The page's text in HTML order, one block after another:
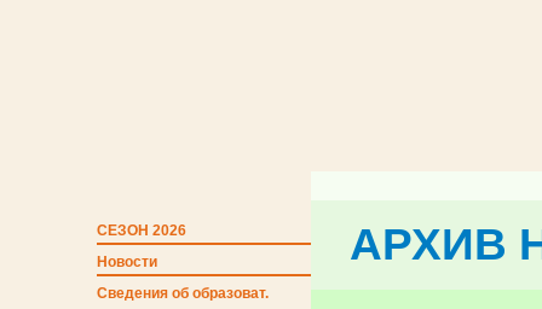
СЕЗОН 2026
Новости
Сведения об образоват.
АРХИВ